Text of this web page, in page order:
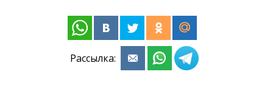
Рассылка: